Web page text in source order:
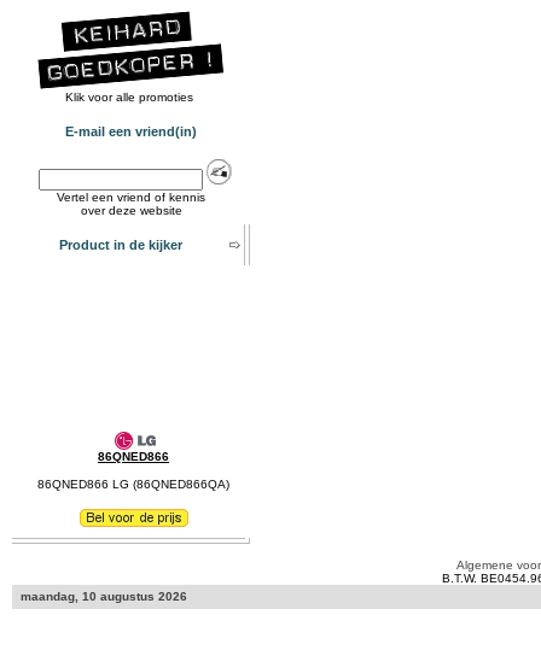
Klik voor alle promoties
E-mail een vriend(in)
Vertel een vriend of kennis
over deze website
Product in de kijker
86QNED866
86QNED866 LG (86QNED866QA)
Algemene
B.T.W.
maandag, 10 augustus 2026